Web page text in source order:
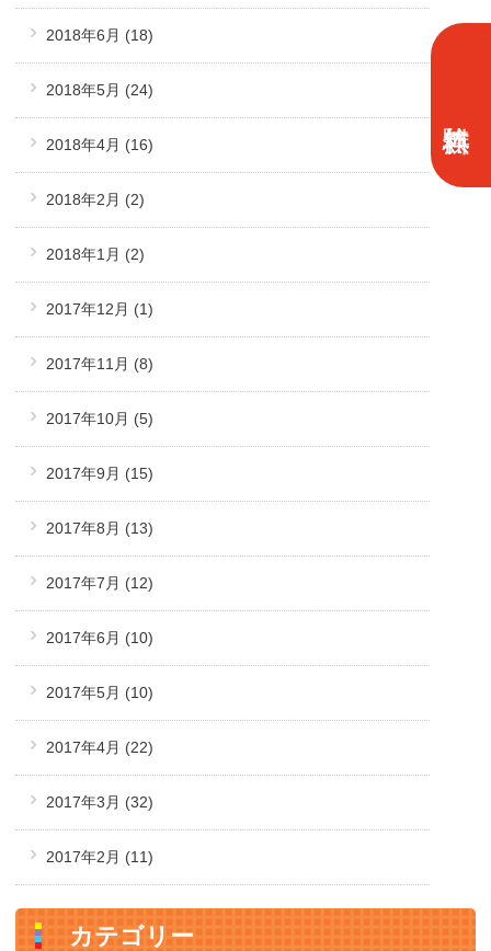
2018年6月 (18)
2018年5月 (24)
2018年4月 (16)
2018年2月 (2)
2018年1月 (2)
2017年12月 (1)
2017年11月 (8)
2017年10月 (5)
2017年9月 (15)
2017年8月 (13)
2017年7月 (12)
2017年6月 (10)
2017年5月 (10)
2017年4月 (22)
2017年3月 (32)
2017年2月 (11)
カテゴリー